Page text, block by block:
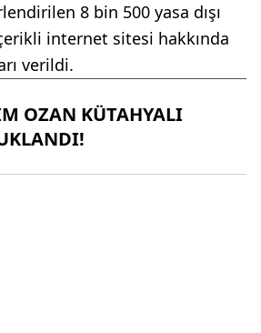
8 bin 500 yasa dışı
internet sitesi hakkında
verildi.
OZAN KÜTAHYALI